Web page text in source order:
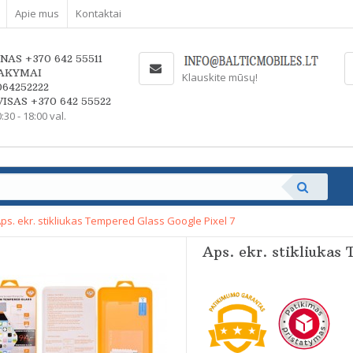
Apie mus Kontaktai
+370 642 55511
+370 642 55522
- 18:00 val.
Klauskite mūsų!
ekr. stikliukas Tempered Glass Google Pixel 7
Aps. ekr. stikliukas